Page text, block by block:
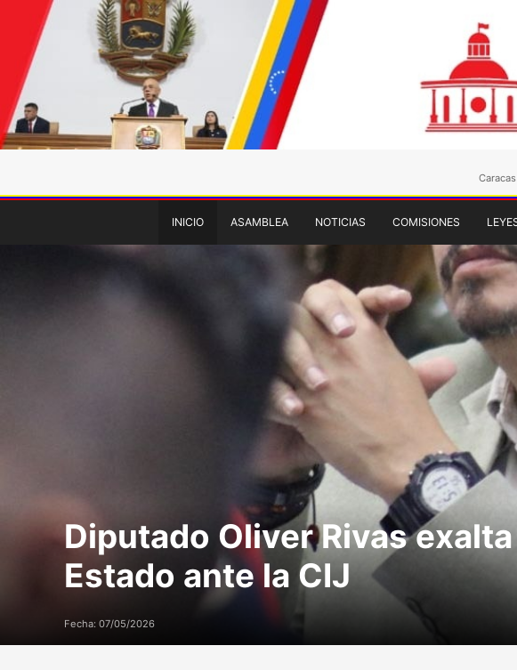
INICIO ASAMBLEA NOTICIAS COMISIONES
Diputado Oliver Rivas
Estado ante la CIJ
Fecha: 07/05/2026